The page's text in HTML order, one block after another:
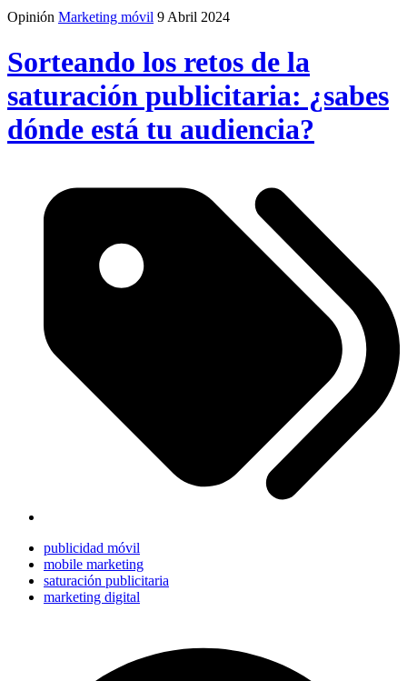
Opinión Marketing móvil 9 Abril 2024
Sorteando los retos de la
saturación publicitaria: ¿sabes
dónde está tu audiencia?
publicidad móvil
mobile marketing
saturación publicitaria
marketing digital